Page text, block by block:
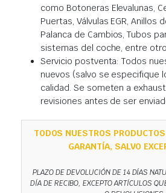
como Botoneras Elevalunas,
Puertas, Válvulas EGR, Anillos
Palanca de Cambios, Tubos
sistemas del coche, entre
Servicio postventa: Todos
nuevos (salvo se especifique
calidad. Se someten a
revisiones antes de ser
TODOS NUESTROS
GARANTÍA, SALVO
PLAZO DE DEVOLUCIÓN DE 14 DÍAS
DÍA DE RECIBO, EXCEPTO ARTÍCULOS